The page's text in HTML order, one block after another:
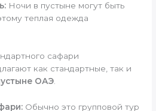
Ночи в пустыне могут быть
теплая одежда
сафари
как стандартные, так и
ОАЭ
Обычно это групповой тур